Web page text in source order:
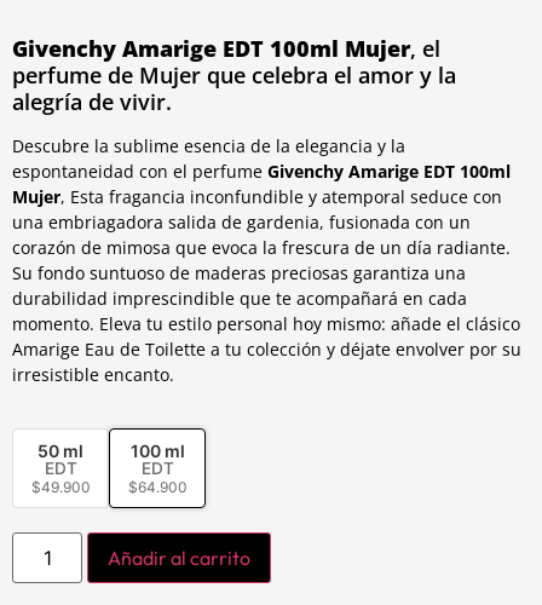
Givenchy Amarige EDT 100ml Mujer, el
perfume de Mujer que celebra el amor y la
alegría de vivir.
Descubre la sublime esencia de la elegancia y la
espontaneidad con el perfume Givenchy Amarige EDT 100ml
Mujer, Esta fragancia inconfundible y atemporal seduce con
una embriagadora salida de gardenia, fusionada con un
corazón de mimosa que evoca la frescura de un día radiante.
Su fondo suntuoso de maderas preciosas garantiza una
durabilidad imprescindible que te acompañará en cada
momento. Eleva tu estilo personal hoy mismo: añade el clásico
Amarige Eau de Toilette a tu colección y déjate envolver por su
irresistible encanto.
50 ml
EDT
$49.900
100 ml
EDT
$64.900
Añadir al carrito